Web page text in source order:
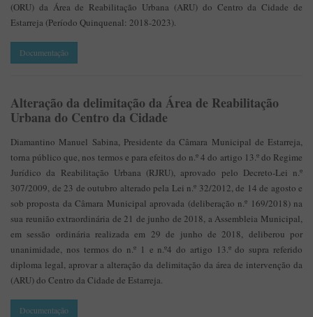
(ORU) da Área de Reabilitação Urbana (ARU) do Centro da Cidade de
Estarreja (Período Quinquenal: 2018-2023).
Documentação
Alteração da delimitação da Área de Reabilitação
Urbana do Centro da Cidade
Diamantino Manuel Sabina, Presidente da Câmara Municipal de Estarreja,
torna público que, nos termos e para efeitos do n.º 4 do artigo 13.º do Regime
Jurídico da Reabilitação Urbana (RJRU), aprovado pelo Decreto-Lei n.º
307/2009, de 23 de outubro alterado pela Lei n.º 32/2012, de 14 de agosto e
sob proposta da Câmara Municipal aprovada (deliberação n.º 169/2018) na
sua reunião extraordinária de 21 de junho de 2018, a Assembleia Municipal,
em sessão ordinária realizada em 29 de junho de 2018, deliberou por
unanimidade, nos termos do n.º 1 e n.º4 do artigo 13.º do supra referido
diploma legal, aprovar a alteração da delimitação da área de intervenção da
(ARU) do Centro da Cidade de Estarreja.
Documentação